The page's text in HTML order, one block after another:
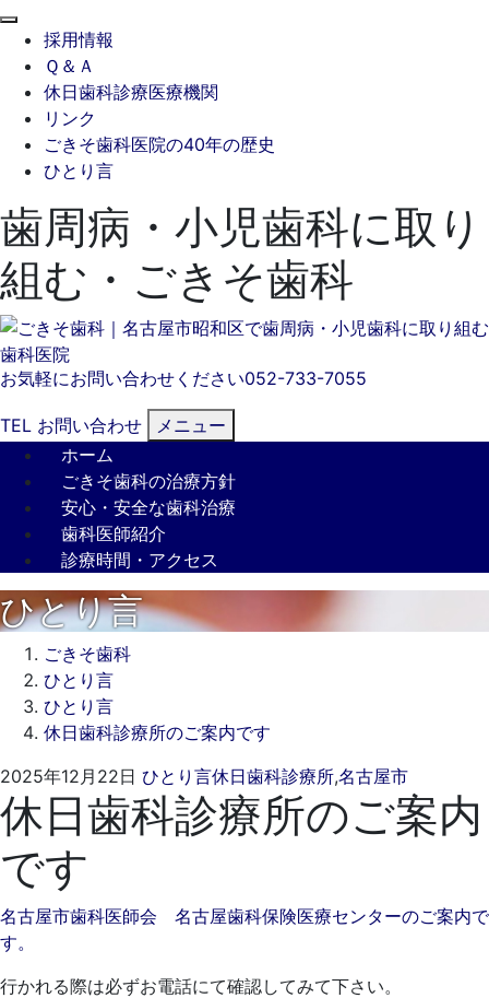
採用情報
Ｑ＆Ａ
休日歯科診療医療機関
リンク
ごきそ歯科医院の40年の歴史
ひとり言
歯周病・小児歯科に取り
組む・ごきそ歯科
お気軽にお問い合わせください052-733-7055
TEL お問い合わせ
メニュー
ホーム
ごきそ歯科の治療方針
安心・安全な歯科治療
歯科医師紹介
診療時間・アクセス
ひとり言
ごきそ歯科
ひとり言
ひとり言
休日歯科診療所のご案内です
2025年12月22日 ひとり言休日歯科診療所,名古屋市2025
年
12
日
ご
き
そ
休日歯科診療所のご案内
です
名古屋市歯科医師会 名古屋歯科保険医療センターのご案内で
す。
行かれる際は必ずお電話にて確認してみて下さい。